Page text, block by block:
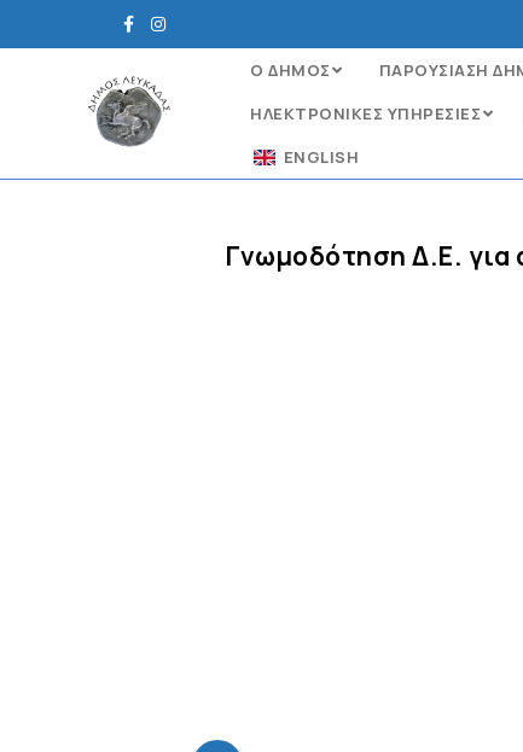
Ο ΔΗΜΟΣ ΠΑΡΟΥΣΙΑΣΗ
ΗΛΕΚΤΡΟΝΙΚΈΣ ΥΠΗΡΕΣΊΕΣ
ENGLISH
Γνωμοδότηση Δ.Ε. για